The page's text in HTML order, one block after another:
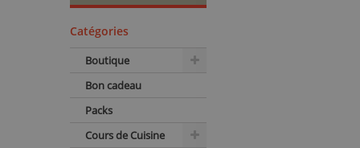
Catégories
Boutique
Bon cadeau
Packs
Cours de Cuisine